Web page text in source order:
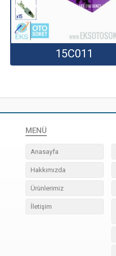
15C011
MENÜ
Anasayfa
Hakkımızda
Ürünlerimiz
İletişim